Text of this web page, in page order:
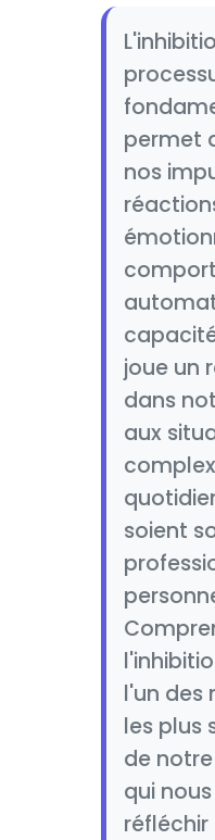
permet
nos
joue un
dans
aux
soient
l'un des
les plus
de
qui